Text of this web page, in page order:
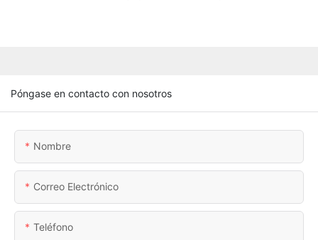
Póngase en contacto con nosotros
Nombre
Correo Electrónico
Teléfono